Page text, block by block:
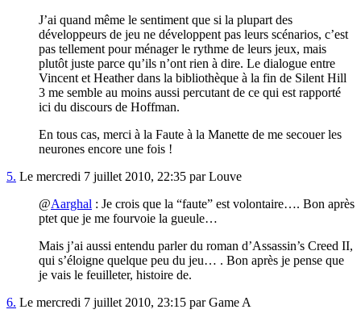
J’ai quand même le sentiment que si la plupart des
développeurs de jeu ne développent pas leurs scénarios, c’est
pas tellement pour ménager le rythme de leurs jeux, mais
plutôt juste parce qu’ils n’ont rien à dire. Le dialogue entre
Vincent et Heather dans la bibliothèque à la fin de Silent Hill
3 me semble au moins aussi percutant de ce qui est rapporté
ici du discours de Hoffman.
En tous cas, merci à la Faute à la Manette de me secouer les
neurones encore une fois !
5. Le mercredi 7 juillet 2010, 22:35 par Louve
@Aarghal : Je crois que la “faute” est volontaire…. Bon après
ptet que je me fourvoie la gueule…
Mais j’ai aussi entendu parler du roman d’Assassin’s Creed II,
qui s’éloigne quelque peu du jeu… . Bon après je pense que
je vais le feuilleter, histoire de.
6. Le mercredi 7 juillet 2010, 23:15 par Game A